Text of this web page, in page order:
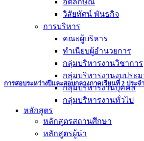
อัตลักษณ์
วิสัยทัศน์ พันธกิจ
การบริหาร
คณะผู้บริหาร
ทำเนียบผู้อำนวยการ
กลุ่มบริหารงานวิชาการ
กลุ่มบริหารงานงบประ
กลุ่มบริหารงานบุคคล
กลุ่มบริหารงานทั่วไป
หลักสูตร
หลักสูตรสถานศึกษา
หลักสูตรผู้นำ
การสอบระหว่างปีและสอบกลางภาคเรียนที่ 2 ประจ